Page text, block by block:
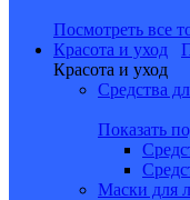
Посмотреть все
Красота и уход
Красота и уход
Средства
Показать
Маски для